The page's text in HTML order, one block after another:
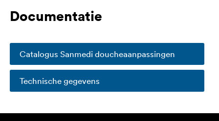
Documentatie
Catalogus Sanmedi doucheaanpassingen
Technische gegevens